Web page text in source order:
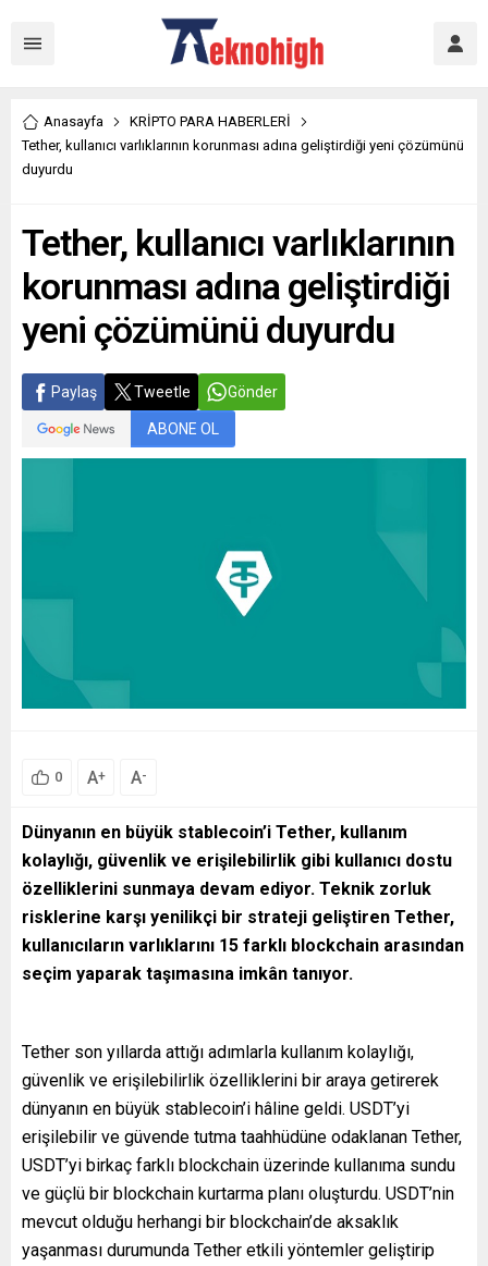
Anasayfa
KRİPTO PARA HABERLERİ
Tether, kullanıcı varlıklarının korunması adına geliştirdiği yeni çözümünü
duyurdu
Tether, kullanıcı varlıklarının
korunması adına geliştirdiği
yeni çözümünü duyurdu
Paylaş Tweetle Gönder
ABONE OL
0 A+ A-
Dünyanın en büyük stablecoin’i Tether, kullanım
kolaylığı, güvenlik ve erişilebilirlik gibi kullanıcı dostu
özelliklerini sunmaya devam ediyor. Teknik zorluk
risklerine karşı yenilikçi bir strateji geliştiren Tether,
kullanıcıların varlıklarını 15 farklı blockchain arasından
seçim yaparak taşımasına imkân tanıyor.
Tether son yıllarda attığı adımlarla kullanım kolaylığı,
güvenlik ve erişilebilirlik özelliklerini bir araya getirerek
dünyanın en büyük stablecoin’i hâline geldi. USDT’yi
erişilebilir ve güvende tutma taahhüdüne odaklanan Tether,
USDT’yi birkaç farklı blockchain üzerinde kullanıma sundu
ve güçlü bir blockchain kurtarma planı oluşturdu. USDT’nin
mevcut olduğu herhangi bir blockchain’de aksaklık
yaşanması durumunda Tether etkili yöntemler geliştirip